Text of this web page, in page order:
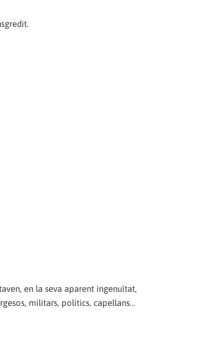
en la seva aparent ingenuïtat,
militars, polítics, capellans…